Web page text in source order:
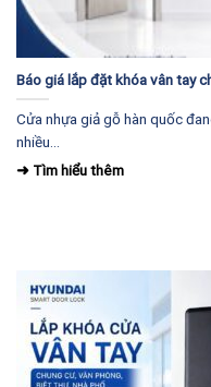
Báo giá lắp đặt khóa vân tay
Cửa nhựa giả gỗ hàn quốc
nhiều...